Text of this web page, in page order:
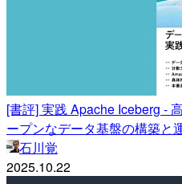
[書評] 実践 Apache Iceberg -
ープンなデータ基盤の構築と
石川覚
2025.10.22